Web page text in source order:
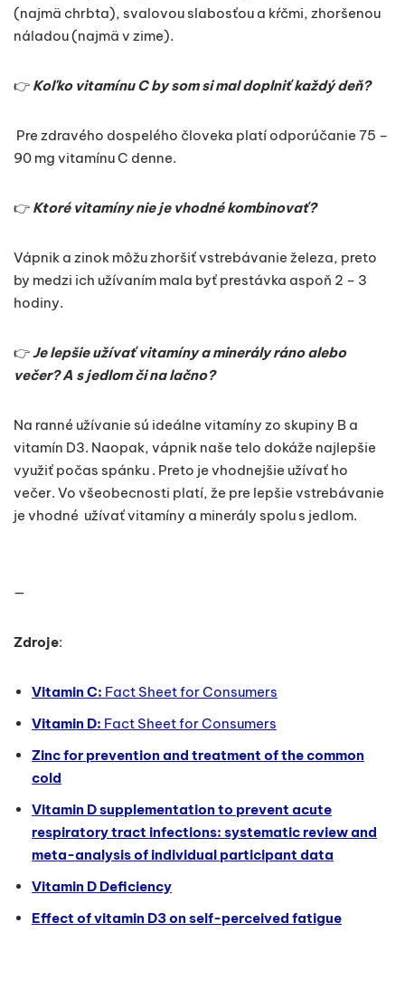
(najmä chrbta), svalovou slabosťou a kŕčmi, zhoršenou
náladou (najmä v zime).
👉 Koľko vitamínu C by som si mal doplniť každý deň?
Pre zdravého dospelého človeka platí odporúčanie 75 –
90 mg vitamínu C denne.
👉 Ktoré vitamíny nie je vhodné kombinovať?
Vápnik a zinok môžu zhoršiť vstrebávanie železa, preto
by medzi ich užívaním mala byť prestávka aspoň 2 – 3
hodiny.
👉 Je lepšie užívať vitamíny a minerály ráno alebo
večer? A s jedlom či na lačno?
Na ranné užívanie sú ideálne vitamíny zo skupiny B a
vitamín D3. Naopak, vápnik naše telo dokáže najlepšie
využiť počas spánku . Preto je vhodnejšie užívať ho
večer. Vo všeobecnosti platí, že pre lepšie vstrebávanie
je vhodné užívať vitamíny a minerály spolu s jedlom.
—
Zdroje:
Vitamin C: Fact Sheet for Consumers
Vitamin D: Fact Sheet for Consumers
Zinc for prevention and treatment of the common
cold
Vitamin D supplementation to prevent acute
respiratory tract infections: systematic review and
meta-analysis of individual participant data
Vitamin D Deficiency
Effect of vitamin D3 on self-perceived fatigue